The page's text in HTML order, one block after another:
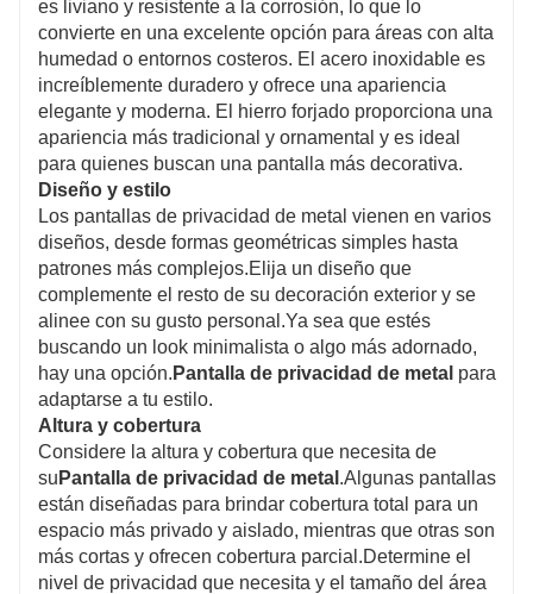
es liviano y resistente a la corrosión, lo que lo
convierte en una excelente opción para áreas con alta
humedad o entornos costeros. El acero inoxidable es
increíblemente duradero y ofrece una apariencia
elegante y moderna. El hierro forjado proporciona una
apariencia más tradicional y ornamental y es ideal
para quienes buscan una pantalla más decorativa.
Diseño y estilo
Los pantallas de privacidad de metal vienen en varios
diseños, desde formas geométricas simples hasta
patrones más complejos.Elija un diseño que
complemente el resto de su decoración exterior y se
alinee con su gusto personal.Ya sea que estés
buscando un look minimalista o algo más adornado,
hay una opción. Pantalla de privacidad de metal para
adaptarse a tu estilo.
Altura y cobertura
Considere la altura y cobertura que necesita de
su Pantalla de privacidad de metal .Algunas pantallas
están diseñadas para brindar cobertura total para un
espacio más privado y aislado, mientras que otras son
más cortas y ofrecen cobertura parcial.Determine el
nivel de privacidad que necesita y el tamaño del área